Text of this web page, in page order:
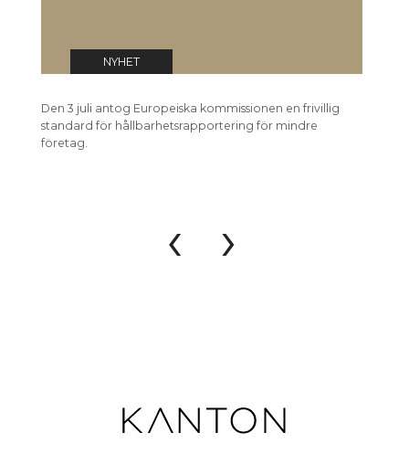
NYHET
Den 3 juli antog Europeiska kommissionen en frivillig
standard för hållbarhetsrapportering för mindre
företag.
‹ ›